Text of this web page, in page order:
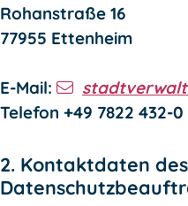
Rohanstraße 16
77955 Ettenheim
E-Mail:
Telefon +49 7822 432-0
2. Kontaktdaten